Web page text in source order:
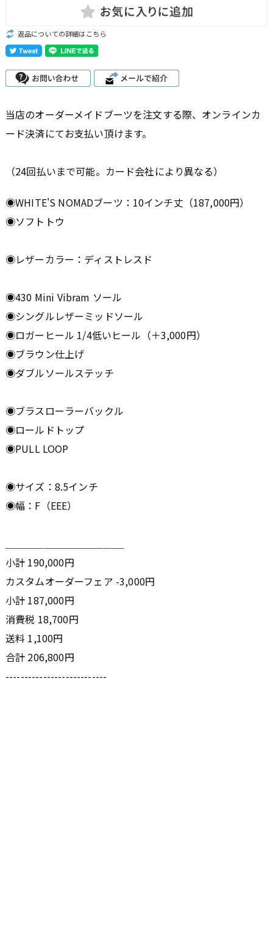
返品についての詳細はこちら
当店のオーダーメイドブーツを注文する際、オンラインカ
ード決済にてお支払い頂けます。
（24回払いまで可能。カード会社により異なる）
◉WHITE'S NOMADブーツ：10インチ丈（187,000円）
◉ソフトトウ
◉レザーカラー：ディストレスド
◉430 Mini Vibram ソール
◉シングルレザーミッドソール
◉ロガーヒール 1/4低いヒール（＋3,000円）
◉ブラウン仕上げ
◉ダブルソールステッチ
◉ブラスローラーバックル
◉ロールドトップ
◉PULL LOOP
◉サイズ：8.5インチ
◉幅：F（EEE）
小計 190,000円
カスタムオーダーフェア -3,000円
小計 187,000円
消費税 18,700円
送料 1,100円
合計 206,800円
---------------------------